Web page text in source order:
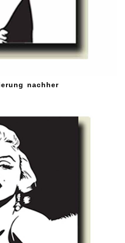
nachher